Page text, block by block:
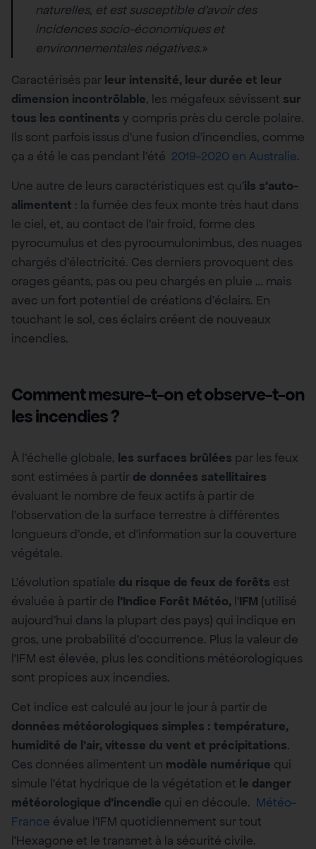
naturelles, et est susceptible d’avoir des
incidences socio-économiques et
environnementales négatives.»
Caractérisés par leur intensité, leur durée et leur
dimension incontrôlable, les mégafeux sévissent sur
tous les continents y compris près du cercle polaire.
Ils sont parfois issus d’une fusion d’incendies, comme
ça a été le cas pendant l’été 2019-2020 en Australie.
Une autre de leurs caractéristiques est qu’ils s’auto-
alimentent : la fumée des feux monte très haut dans
le ciel, et, au contact de l’air froid, forme des
pyrocumulus et des pyrocumulonimbus, des nuages
chargés d’électricité. Ces derniers provoquent des
orages géants, pas ou peu chargés en pluie … mais
avec un fort potentiel de créations d’éclairs. En
touchant le sol, ces éclairs créent de nouveaux
incendies.
Comment mesure-t-on et observe-t-on
les incendies ?
À l’échelle globale, les surfaces brûlées par les feux
sont estimées à partir de données satellitaires
évaluant le nombre de feux actifs à partir de
l’observation de la surface terrestre à différentes
longueurs d’onde, et d’information sur la couverture
végétale.
L’évolution spatiale du risque de feux de forêts est
évaluée à partir de l’Indice Forêt Météo, l’IFM (utilisé
aujourd’hui dans la plupart des pays) qui indique en
gros, une probabilité d’occurrence. Plus la valeur de
l’IFM est élevée, plus les conditions météorologiques
sont propices aux incendies.
Cet indice est calculé au jour le jour à partir de
données météorologiques simples : température,
humidité de l’air, vitesse du vent et précipitations.
Ces données alimentent un modèle numérique qui
simule l’état hydrique de la végétation et le danger
météorologique d’incendie qui en découle. Météo-
France évalue l’IFM quotidiennement sur tout
l’Hexagone et le transmet à la sécurité civile.